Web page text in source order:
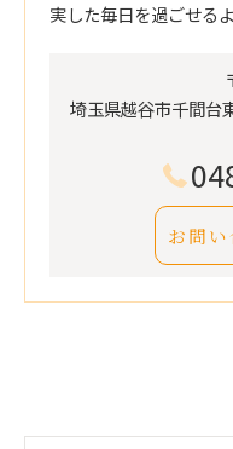
実した毎日を過ごせる
埼玉県越谷市千間台
お問